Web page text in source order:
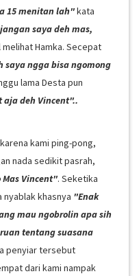
15 menitan lah"kata
saya deh mas,
Hamka. Secepat
saya ngga bisa ngomong
lama Desta pun
aja deh Vincent"..
kami ping-pong,
nada sedikit pasrah,
Vincent". Seketika
nyablak khasnya "Enak
mau ngobrolin apa sih
tentang suasana
penyiar tersebut
dari kami nampak